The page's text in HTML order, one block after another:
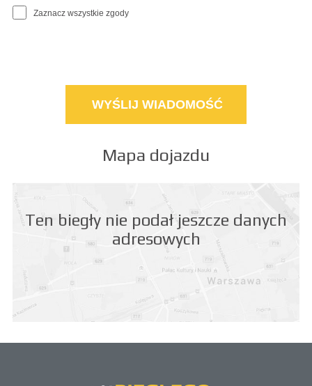
Zaznacz wszystkie zgody
Mapa dojazdu
Ten biegły nie podał jeszcze danych
adresowych